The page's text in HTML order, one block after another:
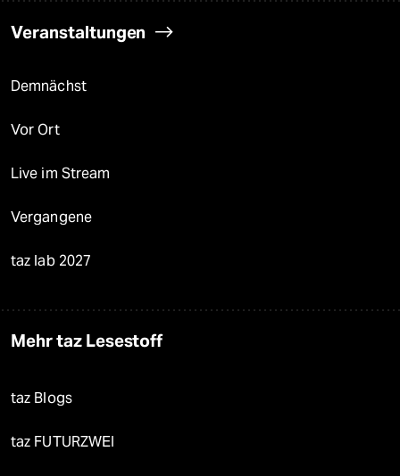
Veranstaltungen
Demnächst
Vor Ort
Live im Stream
Vergangene
taz lab 2027
Mehr taz Lesestoff
taz Blogs
taz FUTURZWEI